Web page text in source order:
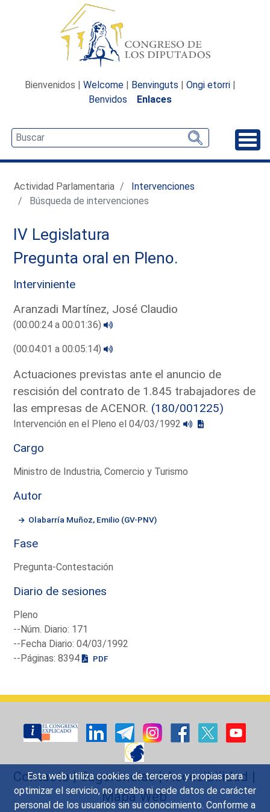
Esta web utiliza cookies de terceros y propias para
optimizar el servicio, no recaba ni cede datos de carácter
personal de los usuarios sin su conocimiento. Conforme a
Bienvenidos | Welcome | Benvinguts | Ongi etorri |
Benvidos
Enlaces
Actividad Parlamentaria
Intervenciones
Búsqueda de intervenciones
IV Legislatura
Pregunta oral en Pleno.
Interviniente
Aranzadi Martínez, José Claudio
(00:00:24 a 00:01:36)
(00:04:01 a 00:05:14)
Actuaciones previstas ante el anuncio de
rescisión del contrato de 1.845 trabajadores de
las empresas de ACENOR. (180/001225)
Intervención en el Pleno el 04/03/1992
Cargo
Ministro de Industria, Comercio y Turismo
Autor
Olabarría Muñoz, Emilio (GV-PNV)
Fase
Pregunta-Contestación
Diario de sesiones
Pleno
--Núm. Diario: 171
--Fecha Diario: 04/03/1992
--Páginas: 8394
PDF
Contacto|Sugerencias|Accesibilidad |
Mapa Web